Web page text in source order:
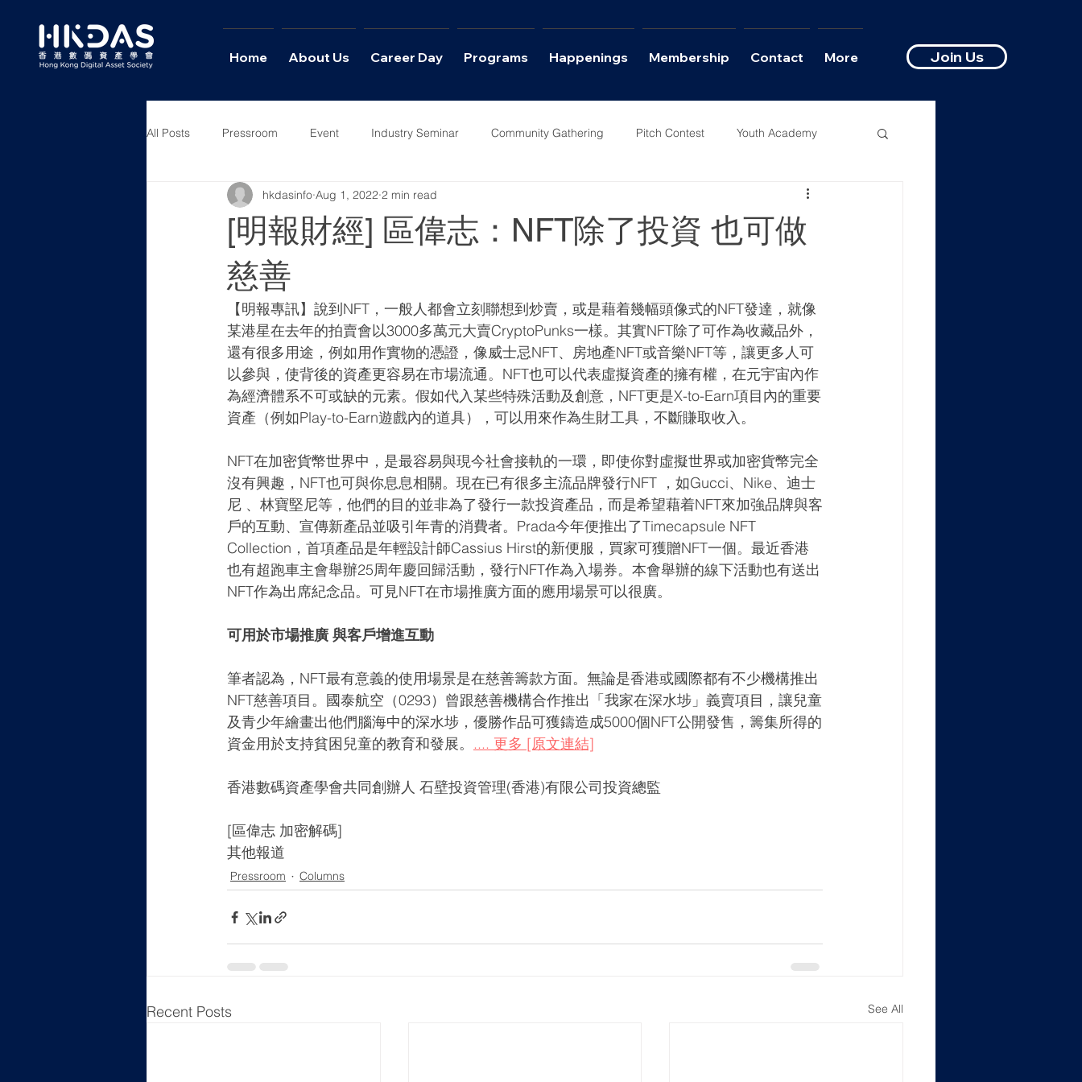
Home About Us Career Day Programs Happenings Membership Contact More Join Us
All Posts Pressroom Event Industry Seminar Community Gathering Pitch Contest Youth Academy
Columns Interviews Career Day
[明報財經] 區偉志：NFT除了投資 也可做
慈善
hkdasinfo Aug 1, 2022 2 min read
【明報專訊】說到NFT，一般人都會立刻聯想到炒賣，或是藉着幾幅頭像式的NFT發達，就像
某港星在去年的拍賣會以3000多萬元大賣CryptoPunks一樣。其實NFT除了可作為收藏品外，
還有很多用途，例如用作實物的憑證，像威士忌NFT、房地產NFT或音樂NFT等，讓更多人可
以參與，使背後的資產更容易在市場流通。NFT也可以代表虛擬資產的擁有權，在元宇宙內作
為經濟體系不可或缺的元素。假如代入某些特殊活動及創意，NFT更是X-to-Earn項目內的重要
資產（例如Play-to-Earn遊戲內的道具），可以用來作為生財工具，不斷賺取收入。
NFT在加密貨幣世界中，是最容易與現今社會接軌的一環，即使你對虛擬世界或加密貨幣完全
沒有興趣，NFT也可與你息息相關。現在已有很多主流品牌發行NFT ，如Gucci、Nike、迪士
尼 、林寶堅尼等，他們的目的並非為了發行一款投資產品，而是希望藉着NFT來加強品牌與客
戶的互動、宣傳新產品並吸引年青的消費者。Prada今年便推出了Timecapsule NFT
Collection，首項產品是年輕設計師Cassius Hirst的新便服，買家可獲贈NFT一個。最近香港
也有超跑車主會舉辦25周年慶回歸活動，發行NFT作為入場券。本會舉辦的線下活動也有送出
NFT作為出席紀念品。可見NFT在市場推廣方面的應用場景可以很廣。
可用於市場推廣 與客戶增進互動
筆者認為，NFT最有意義的使用場景是在慈善籌款方面。無論是香港或國際都有不少機構推出
NFT慈善項目。國泰航空（0293）曾跟慈善機構合作推出「我家在深水埗」義賣項目，讓兒童
及青少年繪畫出他們腦海中的深水埗，優勝作品可獲鑄造成5000個NFT公開發售，籌集所得的
資金用於支持貧困兒童的教育和發展。 .... 更多 [原文連結]
香港數碼資產學會共同創辦人 石壁投資管理(香港)有限公司投資總監
[區偉志 加密解碼]
其他報道
Pressroom Columns
Recent Posts See All